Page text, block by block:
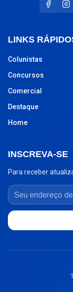
LINKS
Colunistas
Concursos
Comercial
Destaque
Home
INSCREVA-SE
Para receber
Seu endereço de